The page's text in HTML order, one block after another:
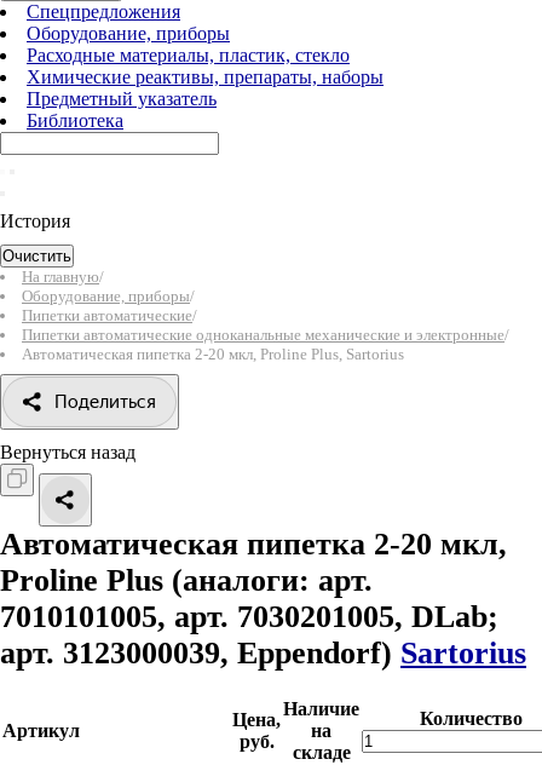
Спецпредложения
Оборудование, приборы
Расходные материалы, пластик, стекло
Химические реактивы, препараты, наборы
Предметный указатель
Библиотека
История
Очистить
На главную/
Оборудование, приборы/
Пипетки автоматические/
Пипетки автоматические одноканальные механические и электронные/
Автоматическая пипетка 2-20 мкл, Proline Plus, Sartorius
Поделиться
Вернуться назад
Автоматическая пипетка 2-20 мкл,
Proline Plus (аналоги: арт.
7010101005, арт. 7030201005, DLab;
арт. 3123000039, Eppendorf) Sartorius
Артикул
Цена,
руб.
Наличие
на
складе
Количество